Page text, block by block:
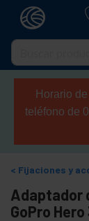
Horario
teléfono de
Fijaciones y
Adaptador
GoPro